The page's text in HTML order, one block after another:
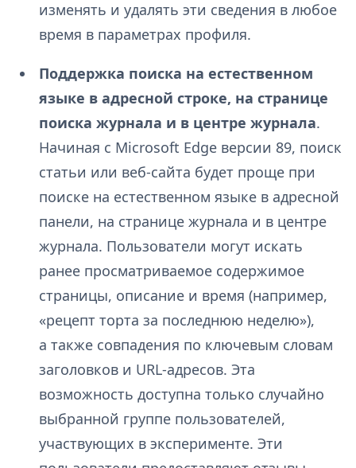
изменять и удалять эти сведения в любое
время в параметрах профиля.
Поддержка поиска на естественном
языке в адресной строке, на странице
поиска журнала и в центре журнала.
Начиная с Microsoft Edge версии 89, поиск
статьи или веб-сайта будет проще при
поиске на естественном языке в адресной
панели, на странице журнала и в центре
журнала. Пользователи могут искать
ранее просматриваемое содержимое
страницы, описание и время (например,
«рецепт торта за последнюю неделю»),
а также совпадения по ключевым словам
заголовков и URL-адресов. Эта
возможность доступна только случайно
выбранной группе пользователей,
участвующих в эксперименте. Эти